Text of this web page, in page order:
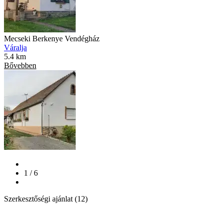
Mecseki Berkenye Vendégház
Váralja
5.4 km
Bővebben
1 / 6
Szerkesztőségi ajánlat (12)